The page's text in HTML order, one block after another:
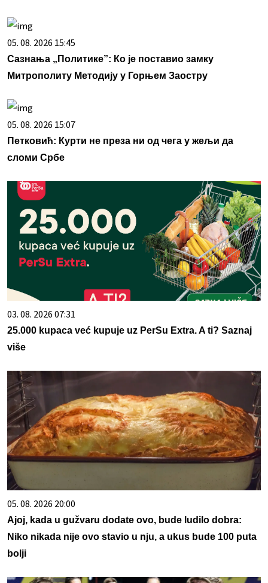
05. 08. 2026 15:45
Сазнања „Политике”: Ко је поставио замку
Митрополиту Методију у Горњем Заостру
05. 08. 2026 15:07
Петковић: Курти не преза ни од чега у жељи да
сломи Србе
03. 08. 2026 07:31
25.000 kupaca već kupuje uz PerSu Extra. A ti? Saznaj
više
05. 08. 2026 20:00
Ajoj, kada u gužvaru dodate ovo, bude ludilo dobra:
Niko nikada nije ovo stavio u nju, a ukus bude 100 puta
bolji